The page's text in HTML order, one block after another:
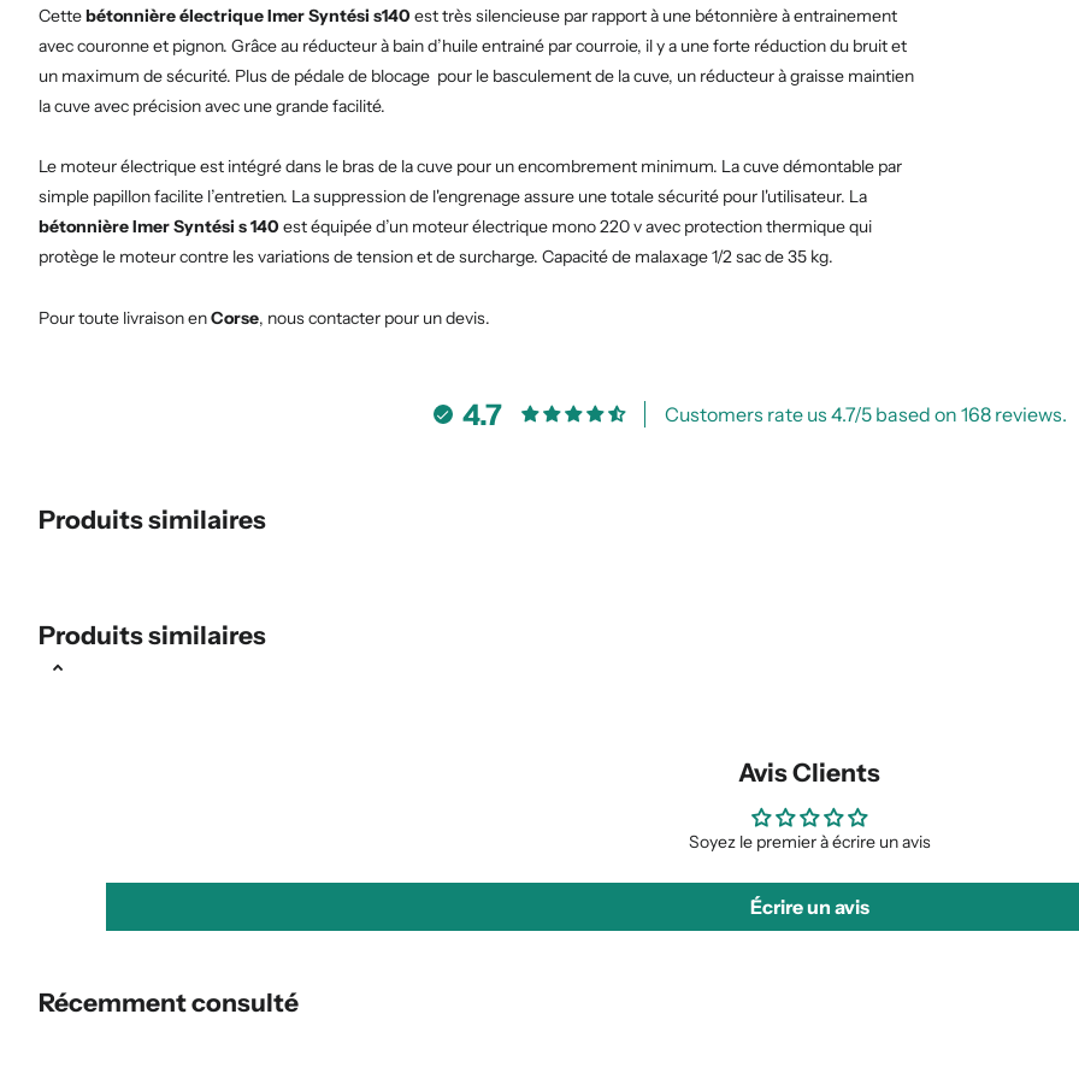
Cettebétonnière électrique Imer Syntési s140 est très silencieuse par rapport à une bétonnière à entrainement
avec couronne et pignon. Grâce au réducteur à bain d’huile entrainé par courroie, il y a une forte réduction du bruit et
un maximum de sécurité. Plus de pédale de blocage pour le basculement de la cuve, un réducteur à graisse maintien
la cuve avec précision avec une grande facilité.
Le moteur électrique est intégré dans le bras de la cuve pour un encombrement minimum. La cuve démontable par
simple papillon facilite l’entretien. La suppression de l'engrenage assure une totale sécurité pour l'utilisateur. La
bétonnière Imer Syntési s 140 est équipée d’un moteur électrique mono 220 v avec protection thermique qui
protège le moteur contre les variations de tension et de surcharge. Capacité de malaxage 1/2 sac de 35 kg.
Pour toute livraison enCorse, nous contacter pour un devis.
4.7 Customers rate us 4.7/5 based on 168 reviews.
Produits similaires
Produits similaires
Avis Clients
Soyez le premier à écrire un avis
Écrire un avis
Récemment consulté